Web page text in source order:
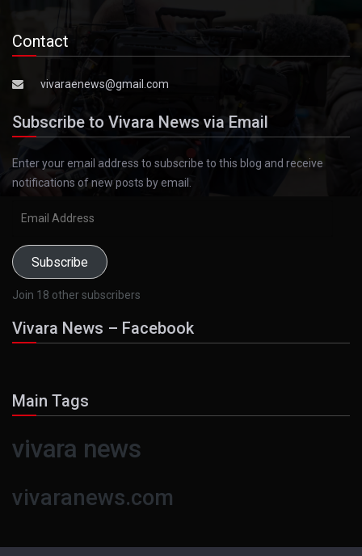
Contact
vivaraenews@gmail.com
Subscribe to Vivara News via Email
Enter your email address to subscribe to this blog and receive
notifications of new posts by email.
Subscribe
Join 18 other subscribers
Vivara News – Facebook
Main Tags
vivara news
vivaranews.com